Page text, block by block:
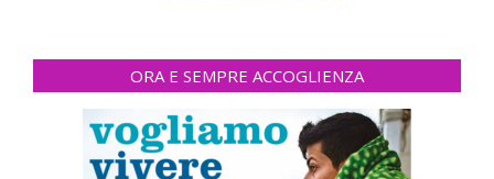
ORA E SEMPRE ACCOGLIENZA